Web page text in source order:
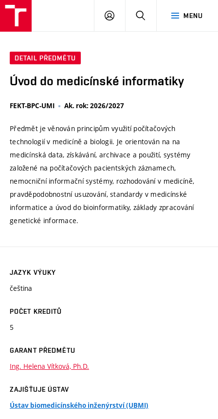
MENU
PŘIHLÁSIT
DETAIL PŘEDMĚTU
Úvod do medicínské informatiky
FEKT-BPC-UMI Ak. rok: 2026/2027
Předmět je věnován principům využití počítačových
technologií v medicíně a biologii. Je orientován na na
medicínská data, získávání, archivace a použití, systémy
založené na počítačových pacientských záznamech,
nemocniční informační systémy, rozhodování v medicíně,
pravděpodobnostní usuzování, standardy v medicínské
informatice a úvod do bioinformatiky, základy zpracování
genetické informace.
JAZYK VÝUKY
čeština
POČET KREDITŮ
5
GARANT PŘEDMĚTU
Ing. Helena Vítková, Ph.D.
ZAJIŠŤUJE ÚSTAV
Ústav biomedicínského inženýrství (UBMI)